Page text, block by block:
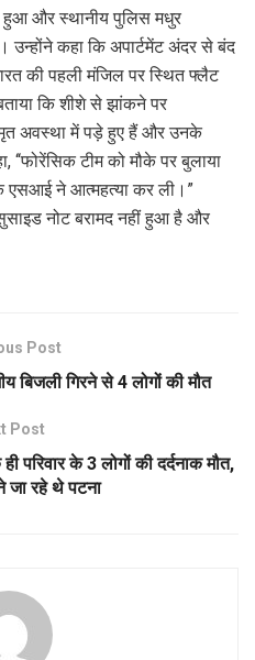
हुआ और स्थानीय पुलिस मधुर
उन्होंने कहा कि अपार्टमेंट अंदर से बंद
की पहली मंजिल पर स्थित फ्लैट
कि शीशे से झांकने पर
अवस्था में पड़े हुए हैं और उनके
टीम को मौके पर बुलाया
एसआई ने आत्महत्या कर ली।”
नोट बरामद नहीं हुआ है और
Post
बिजली गिरने से 4 लोगों की मौत
Post
परिवार के 3 लोगों की दर्दनाक मौत,
जा रहे थे पटना